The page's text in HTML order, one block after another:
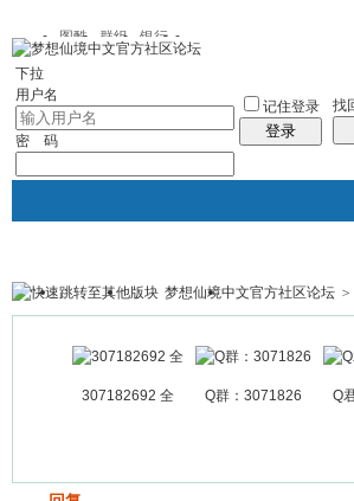
图酷 群组 银行
下拉
用户名
密 码
记住登录
登录
找
银行 群组聚合 我的空间
梦想仙境中文官方社区论坛 >
307182692 全 Q群：3071826 Q